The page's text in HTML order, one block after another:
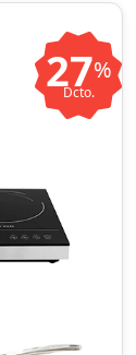
27%
Dcto.